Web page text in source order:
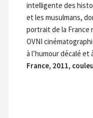
intelligente des
et les musulmans,
portrait de la France
OVNI
à l’humour décalé
France, 2011,